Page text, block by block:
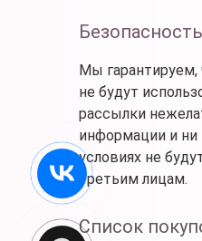
Мы
не будут
рассылки
информации и ни
условиях не
третьим лицам.
Список